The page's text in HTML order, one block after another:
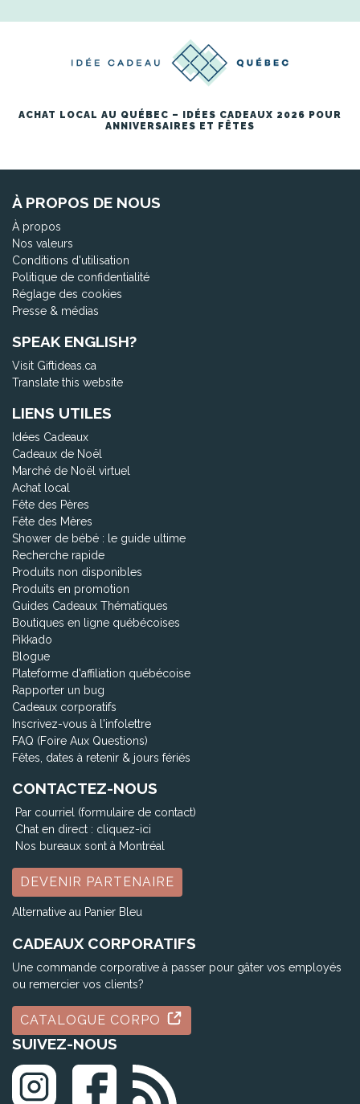
ACHAT LOCAL AU QUÉBEC – IDÉES CADEAUX 2026 POUR
ANNIVERSAIRES ET FÊTES
À PROPOS DE NOUS
À propos
Nos valeurs
Conditions d'utilisation
Politique de confidentialité
Réglage des cookies
Presse & médias
SPEAK ENGLISH?
Visit Giftideas.ca
Translate this website
LIENS UTILES
Idées Cadeaux
Cadeaux de Noël
Marché de Noël virtuel
Achat local
Fête des Pères
Fête des Mères
Shower de bébé : le guide ultime
Recherche rapide
Produits non disponibles
Produits en promotion
Guides Cadeaux Thématiques
Boutiques en ligne québécoises
Pikkado
Blogue
Plateforme d'affiliation québécoise
Rapporter un bug
Cadeaux corporatifs
Inscrivez-vous à l'infolettre
FAQ (Foire Aux Questions)
Fêtes, dates à retenir & jours fériés
CONTACTEZ-NOUS
Par courriel (formulaire de contact)
Chat en direct : cliquez-ici
Nos bureaux sont à Montréal
DEVENIR PARTENAIRE
Alternative au Panier Bleu
CADEAUX CORPORATIFS
Une commande corporative à passer pour gâter vos employés
ou remercier vos clients?
CATALOGUE CORPO
SUIVEZ-NOUS